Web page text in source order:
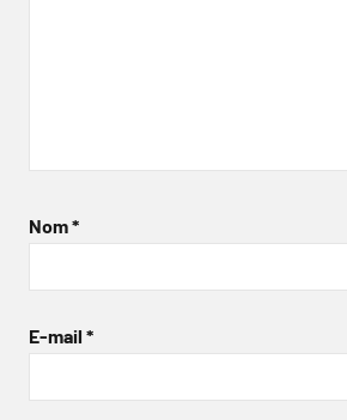
Nom*
E-mail *